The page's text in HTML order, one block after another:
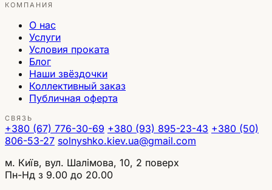
КОМПАНИЯ
О нас
Услуги
Условия проката
Блог
Наши звёздочки
Коллективный заказ
Публичная оферта
СВЯЗЬ
+380 (67) 776-30-69 +380 (93) 895-23-43 +380 (50)
806-53-27 solnyshko.kiev.ua@gmail.com
м. Київ, вул. Шалімова, 10, 2 поверх
Пн-Нд з 9.00 до 20.00